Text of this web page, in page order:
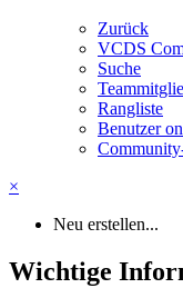
Zurück
VCDS
Suche
Rangliste
Benutzer
×
Neu erstellen...
Wichtige